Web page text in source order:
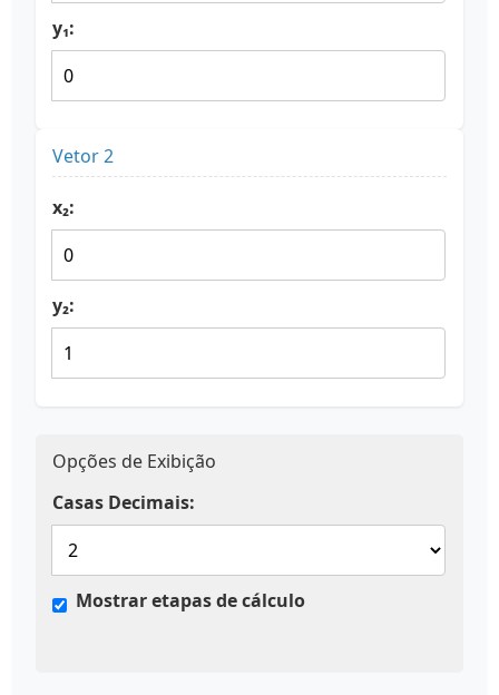
y₁:
Vetor 2
x₂:
y₂:
Opções de Exibição
Casas Decimais:
Mostrar etapas de cálculo